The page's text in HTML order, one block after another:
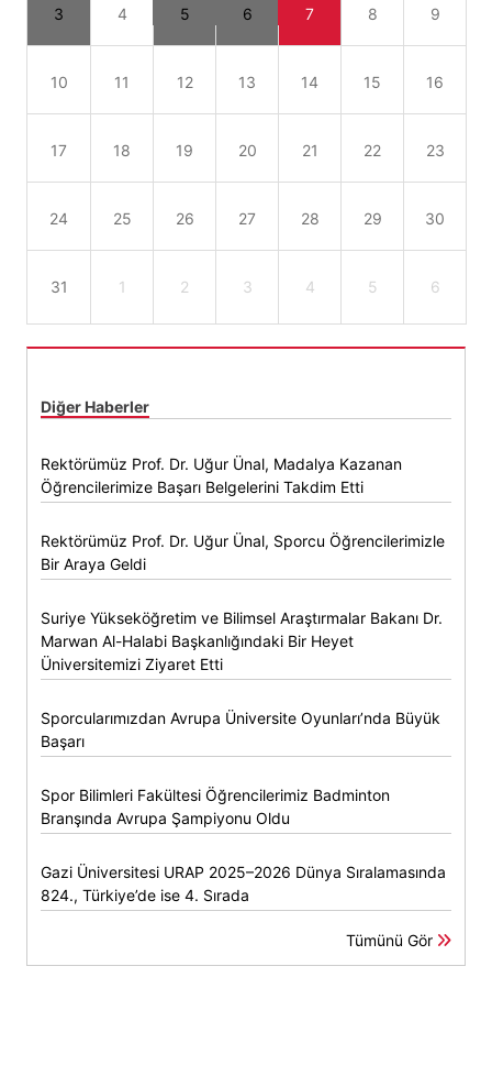
3 4 5 6 7 8 9
10 11 12 13 14 15 16
17 18 19 20 21 22 23
24 25 26 27 28 29 30
31 1 2 3 4 5 6
Diğer Haberler
Rektörümüz Prof. Dr. Uğur Ünal, Madalya Kazanan
Öğrencilerimize Başarı Belgelerini Takdim Etti
Rektörümüz Prof. Dr. Uğur Ünal, Sporcu Öğrencilerimizle
Bir Araya Geldi
Suriye Yükseköğretim ve Bilimsel Araştırmalar Bakanı Dr.
Marwan Al-Halabi Başkanlığındaki Bir Heyet
Üniversitemizi Ziyaret Etti
Sporcularımızdan Avrupa Üniversite Oyunları’nda Büyük
Başarı
Spor Bilimleri Fakültesi Öğrencilerimiz Badminton
Branşında Avrupa Şampiyonu Oldu
Gazi Üniversitesi URAP 2025–2026 Dünya Sıralamasında
824., Türkiye’de ise 4. Sırada
Tümünü Gör